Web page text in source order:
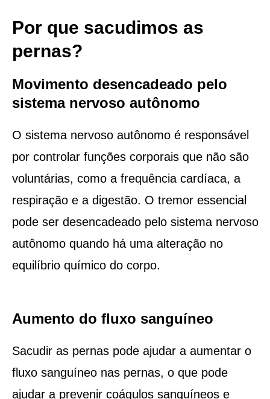
Por que sacudimos as
pernas?
Movimento desencadeado pelo
sistema nervoso autônomo
O sistema nervoso autônomo é responsável
por controlar funções corporais que não são
voluntárias, como a frequência cardíaca, a
respiração e a digestão. O tremor essencial
pode ser desencadeado pelo sistema nervoso
autônomo quando há uma alteração no
equilíbrio químico do corpo.
Aumento do fluxo sanguíneo
Sacudir as pernas pode ajudar a aumentar o
fluxo sanguíneo nas pernas, o que pode
ajudar a prevenir coágulos sanguíneos e